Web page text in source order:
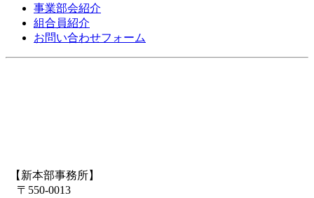
事業部会紹介
組合員紹介
お問い合わせフォーム
【新本部事務所】
〒550-0013